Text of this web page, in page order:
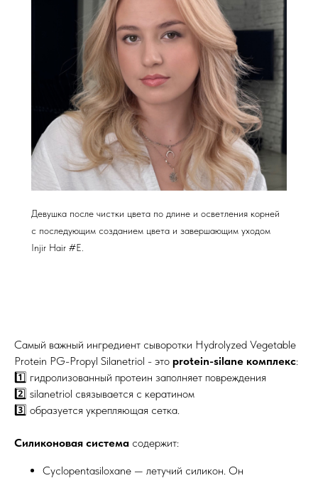
Девушка после чистки цвета по длине и осветления корней
с последующим созданием цвета и завершающим уходом
Injir Hair #E.
Самый важный ингредиент сыворотки Hydrolyzed Vegetable
Protein PG-Propyl Silanetriol - это protein-silane комплекс:
1️⃣ гидролизованный протеин заполняет повреждения
2️⃣ silanetriol связывается с кератином
3️⃣ образуется укрепляющая сетка.
Силиконовая система содержит:
Cyclopentasiloxane — летучий силикон. Он